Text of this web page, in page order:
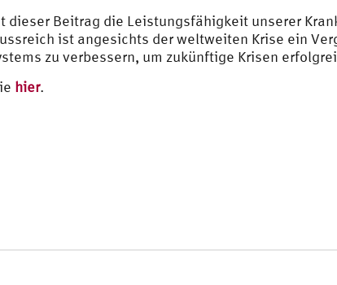
Beitrag die Leistungsfähigkeit unserer
ist angesichts der weltweiten Krise ein
zu verbessern, um zukünftige Krisen
hier.